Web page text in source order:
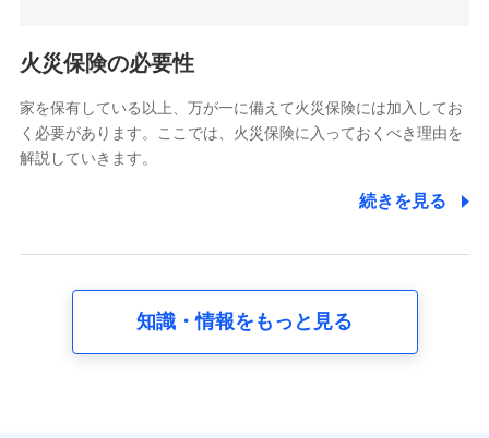
電話対応の品質向上およびお問合せ内容の正確な把握のため
6.採用応募者の個人情報
採用選考および入社手続を実施するため
8.取引先個人情報
取引先としての選定業務、営業情報の提供業務、契約締結手
火災保険の必要性
家を保有している以上、万が一に備えて火災保険には加入してお
く必要があります。ここでは、火災保険に入っておくべき理由を
解説していきます。
続きを見る
知識・情報をもっと見る